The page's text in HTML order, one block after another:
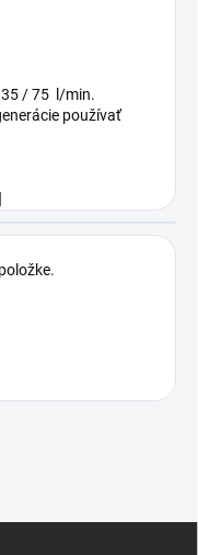
35 / 75 l/min.
používať